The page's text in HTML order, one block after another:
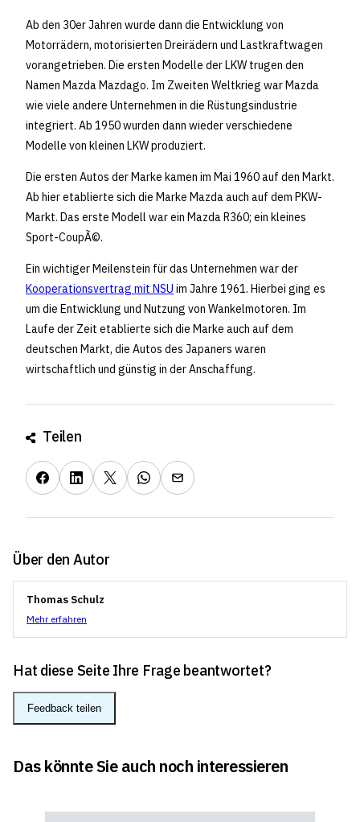
Ab den 30er Jahren wurde dann die Entwicklung von
Motorrädern, motorisierten Dreirädern und Lastkraftwagen
vorangetrieben. Die ersten Modelle der LKW trugen den
Namen Mazda Mazdago. Im Zweiten Weltkrieg war Mazda
wie viele andere Unternehmen in die Rüstungsindustrie
integriert. Ab 1950 wurden dann wieder verschiedene
Modelle von kleinen LKW produziert.
Die ersten Autos der Marke kamen im Mai 1960 auf den Markt.
Ab hier etablierte sich die Marke Mazda auch auf dem PKW-
Markt. Das erste Modell war ein Mazda R360; ein kleines
Sport-CoupÃ©.
Ein wichtiger Meilenstein für das Unternehmen war der
Kooperationsvertrag mit NSU im Jahre 1961. Hierbei ging es
um die Entwicklung und Nutzung von Wankelmotoren. Im
Laufe der Zeit etablierte sich die Marke auch auf dem
deutschen Markt, die Autos des Japaners waren
wirtschaftlich und günstig in der Anschaffung.
Teilen
Über den Autor
Thomas Schulz
Mehr erfahren
Hat diese Seite Ihre Frage beantwortet?
Feedback teilen
Das könnte Sie auch noch interessieren